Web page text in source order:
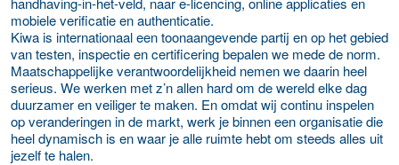
mobiele verificatie en authenticatie.
Kiwa is internationaal een toonaangevende partij en op het gebied
van testen, inspectie en certificering bepalen we mede de norm.
Maatschappelijke verantwoordelijkheid nemen we daarin heel
serieus. We werken met z’n allen hard om de wereld elke dag
duurzamer en veiliger te maken. En omdat wij continu inspelen
op veranderingen in de markt, werk je binnen een organisatie die
heel dynamisch is en waar je alle ruimte hebt om steeds alles uit
jezelf te halen.